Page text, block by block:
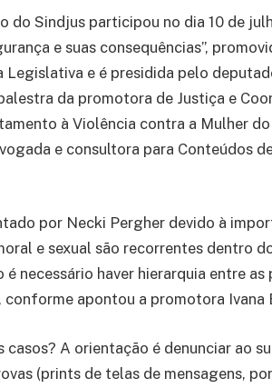
do Sindjus participou no dia 10 de
e suas consequências”,
Legislativa e é presidida pelo
da promotora de Justiça e
à Violência contra a Mulher
e consultora para Conteúdos
por Necki Pergher devido à
e sexual são recorrentes dentro
necessário haver hierarquia entre
conforme apontou a promotora Ivana
casos? A orientação é denunciar ao
(prints de telas de mensagens,